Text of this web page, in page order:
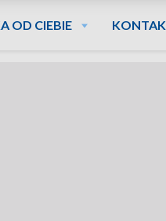
OD CIEBIE